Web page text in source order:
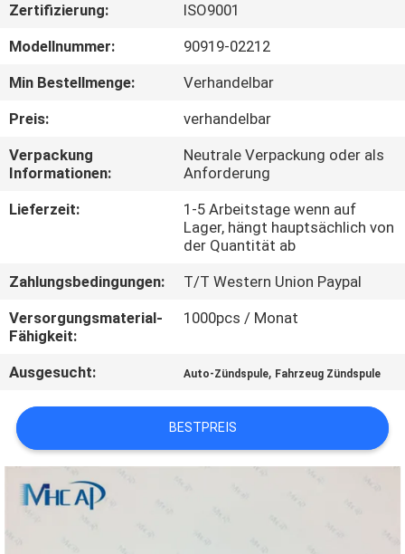
FABRIK-
AUSFLUG
QUALITÄTSKONTROLLE
KONTAKTIERE
UNS
SIE
EIN
ZITAT
SITEMAP
PRIVACY
POLICY
Zertifizierung:
ISO9001
Modellnummer:
90919-02212
Min Bestellmenge:
Verhandelbar
Preis:
verhandelbar
Verpackung
Informationen:
Neutrale Verpackung oder als
Anforderung
Lieferzeit:
1-5 Arbeitstage wenn auf
Lager, hängt hauptsächlich von
der Quantität ab
Zahlungsbedingungen:
T/T Western Union Paypal
Versorgungsmaterial-
Fähigkeit:
1000pcs / Monat
Ausgesucht: Auto-Zündspule, Fahrzeug Zündspule
BESTPREIS